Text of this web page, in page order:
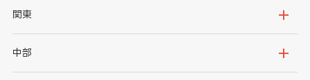
北海道
岩手県
関東
茨城県
中部